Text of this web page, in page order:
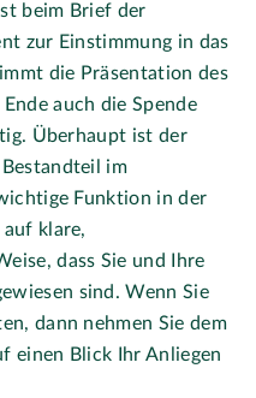
beim Brief der
zur Einstimmung in das
die Präsentation des
auch die Spende
Überhaupt ist der
im
Funktion in der
klare,
dass Sie und Ihre
sind. Wenn Sie
dann nehmen Sie dem
einen Blick Ihr Anliegen